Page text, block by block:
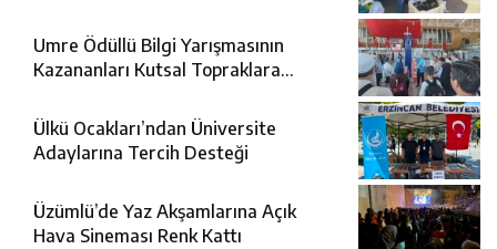
Umre Ödüllü Bilgi Yarışmasının
Kazananları Kutsal Topraklara
Ülkü Ocakları’ndan Üniversite
Adaylarına Tercih Desteği
Üzümlü’de Yaz Akşamlarına Açık
Hava Sineması Renk Kattı